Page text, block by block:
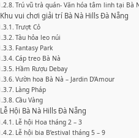
Trú vũ trà quán- Văn hóa tâm linh tại Bà
Khu vui chơi giải trí Bà Nà Hills Đà Nẵng
Trượt Cỏ
Tàu hỏa leo núi
Fantasy Park
Cáp treo Bà Nà
Hầm Rượu Debay
Vườn hoa Bà Nà – Jardin D’Amour
Làng Pháp
Cầu Vàng
Lễ Hội Bà Nà Hills Đà Nẵng
Lễ hội Hoa tháng 2 – 3
Lễ hội bia B’estival tháng 5 – 9